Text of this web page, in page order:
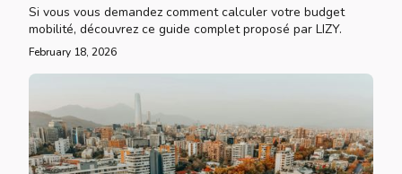
Si vous vous demandez comment calculer votre budget
mobilité, découvrez ce guide complet proposé par LIZY.
February 18, 2026